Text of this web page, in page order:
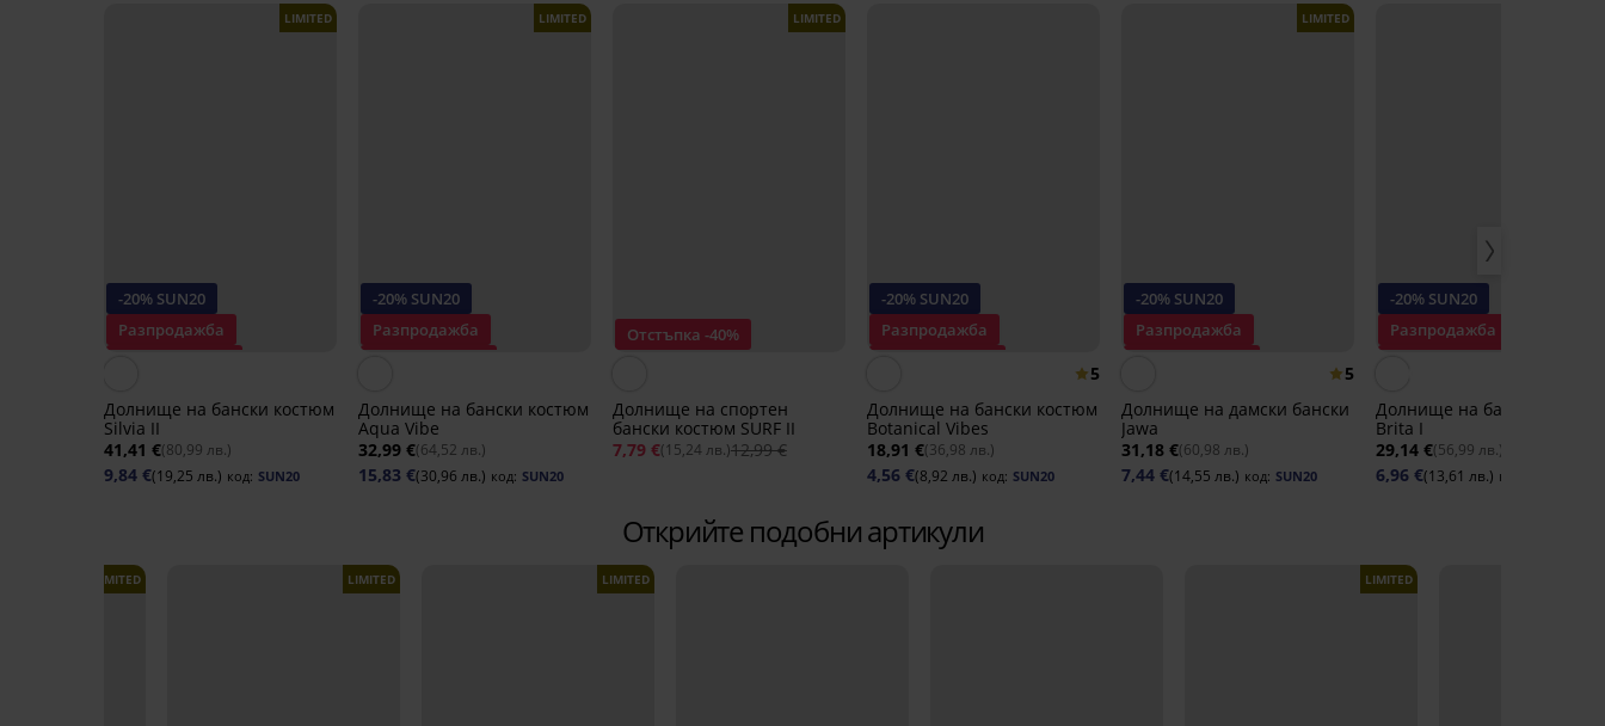
-20% SUN20
Разпродажба
LIMITED
Долнище на бански костюм
Silvia II
41,41 €(80,99 лв.)
9,84 €(19,25 лв.) код: SUN20
-20% SUN20
Разпродажба
LIMITED
Долнище на бански костюм
Aqua Vibe
32,99 €(64,52 лв.)
15,83 €(30,96 лв.) код: SUN20
Отстъпка -40%
LIMITED
Долнище на спортен
бански костюм SURF II
7,79 €(15,24 лв.)12,99 €
-20% SUN20
Разпродажба
5
Долнище на бански костюм
Botanical Vibes
18,91 €(36,98 лв.)
4,56 €(8,92 лв.) код: SUN20
-20% SUN20
Разпродажба
LIMITED
5
Долнище на дамски бански
Jawa
31,18 €(60,98 лв.)
7,44 €(14,55 лв.) код: SUN20
-20% SUN20
Разпродажба
Долнище на бански костюм
Brita I
29,14 €(56,99 лв.)
6,96 €(13,61 лв.) код:
Открийте подобни артикули
LIMITED LIMITED LIMITED LIMITED